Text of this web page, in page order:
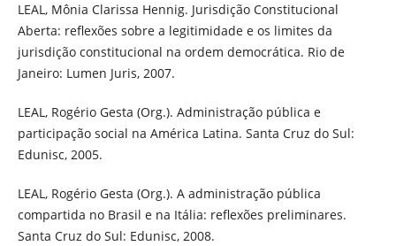
LEAL, Mônia Clarissa Hennig. Jurisdição Constitucional
Aberta: reflexões sobre a legitimidade e os limites da
jurisdição constitucional na ordem democrática. Rio de
Janeiro: Lumen Juris, 2007.
LEAL, Rogério Gesta (Org.). Administração pública e
participação social na América Latina. Santa Cruz do Sul:
Edunisc, 2005.
LEAL, Rogério Gesta (Org.). A administração pública
compartida no Brasil e na Itália: reflexões preliminares.
Santa Cruz do Sul: Edunisc, 2008.